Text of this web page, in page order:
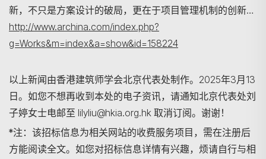
新，不只是方案设计的破局，更在于项目管理机制的创新…
http://www.archina.com/index.php?
g=Works&m=index&a=show&id=158224
以上新闻由香港建筑师学会北京代表处制作。2025年3月13
日。如您不想再收到本处的电子资讯，请通知北京代表处刘
子婷女士电邮至 lilyliu@hkia.org.hk 取消订阅。谢谢！
*注：该招标信息为相关网站的收费服务项目，需在注册后
方能阅读全文。如您对招标信息详情有兴趣，烦请自行与相